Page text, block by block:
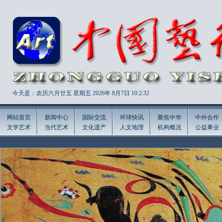
今天是：农历六月廿五 星期五 2026年 8月7日 10:2:34
网站首页
文学艺术
新闻中心
当代艺术
国际交流
文化遗产
环球快讯
人文地理
聚焦中华
机构概况
中外合作
公益事业